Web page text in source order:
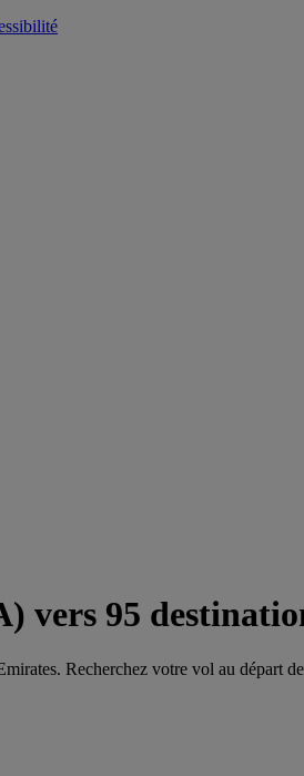
vers 95
Recherchez votre vol au départ